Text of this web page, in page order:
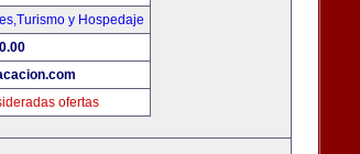
y Hospedaje
ofertas